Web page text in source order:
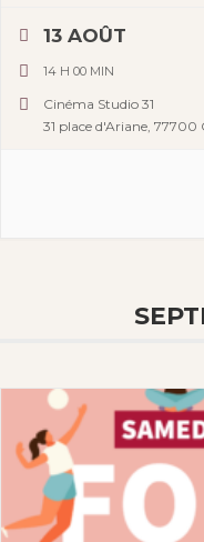
13 AOÛT
14 H 00 MIN
Cinéma Studio 31
31 place d'Ariane, 77700